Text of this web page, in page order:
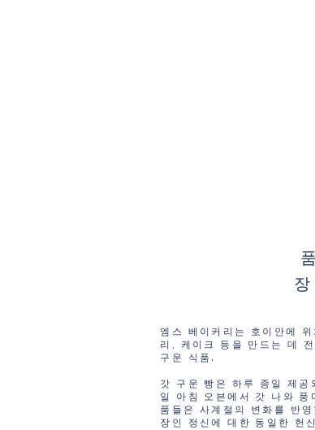
엠스 베이커리는 호이안에
리, 케이크 등을 만드는 데
구운 식품.
갓 구운 빵은 하루 종일 제
일 아침 오븐에서 갓 나와
품들은 사계절의 변화를 반
장인 정신에 대한 동일한 헌